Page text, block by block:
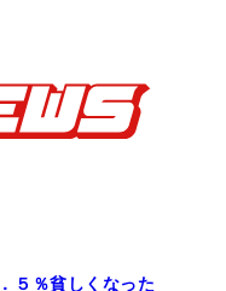
５％貧しくなった